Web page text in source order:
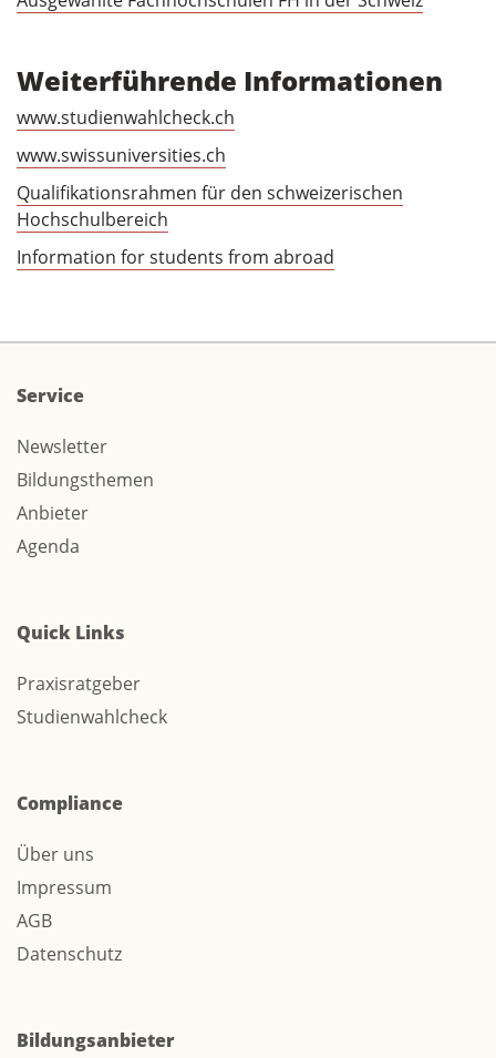
Weiterführende Informationen
www.studienwahlcheck.ch
www.swissuniversities.ch
Qualifikationsrahmen für den schweizerischen
Hochschulbereich
Information for students from abroad
Service
Newsletter
Bildungsthemen
Anbieter
Agenda
Quick Links
Praxisratgeber
Studienwahlcheck
Compliance
Über uns
Impressum
AGB
Datenschutz
Bildungsanbieter